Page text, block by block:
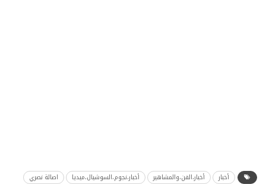
أخبار أخبار،الفن،والمشاهير أخبار،نجوم،السوشيال،ميديا
اصالة نصري